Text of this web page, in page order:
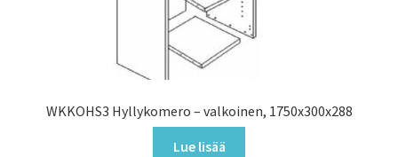
WKKOHS3 Hyllykomero – valkoinen, 1750x300x288
Lue lisää